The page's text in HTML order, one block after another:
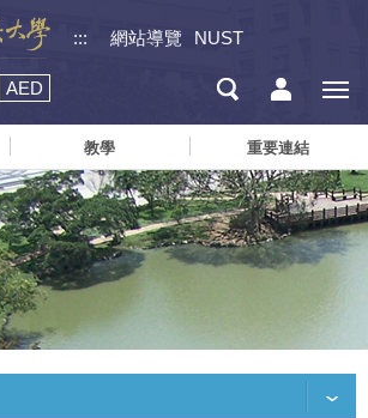
::: 網站導覽 NUST
AED
教學 重要連結